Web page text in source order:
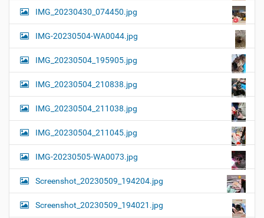
IMG_20230430_074450.jpg
IMG-20230504-WA0044.jpg
IMG_20230504_195905.jpg
IMG_20230504_210838.jpg
IMG_20230504_211038.jpg
IMG_20230504_211045.jpg
IMG-20230505-WA0073.jpg
Screenshot_20230509_194204.jpg
Screenshot_20230509_194021.jpg